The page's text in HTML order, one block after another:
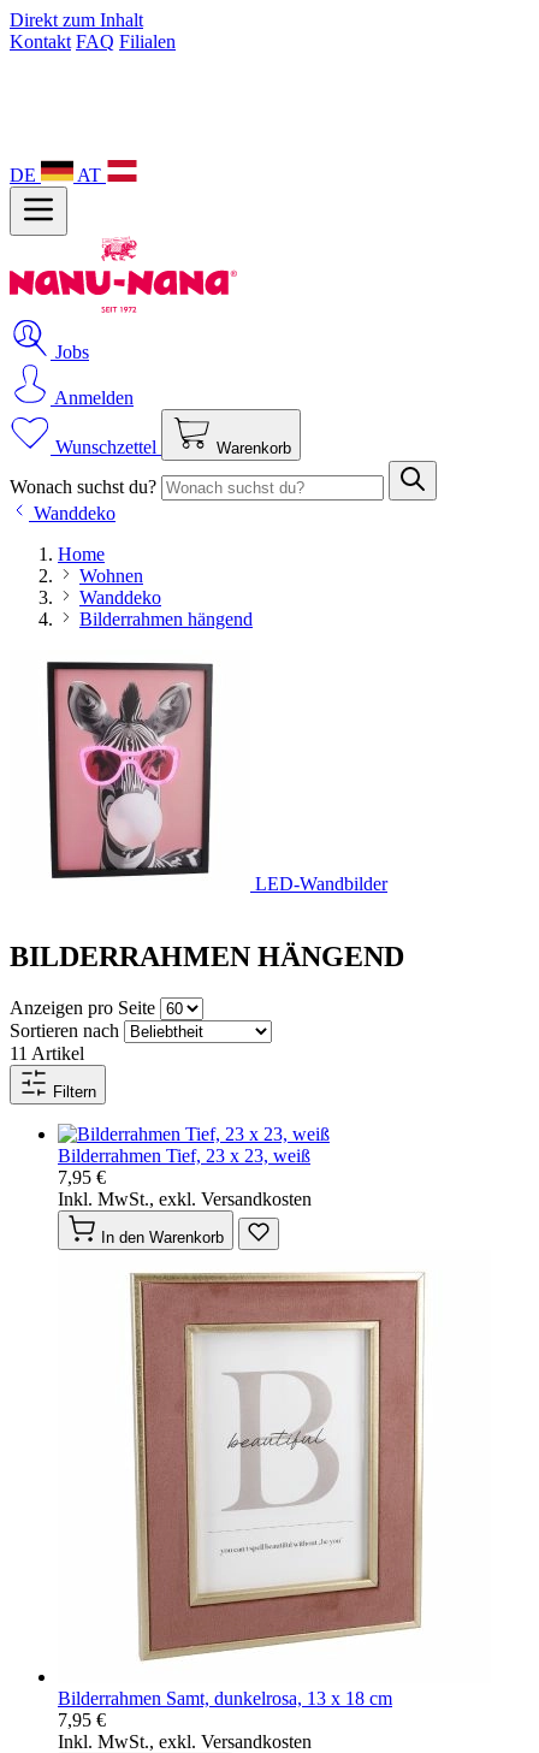
Direkt zum Inhalt
Kontakt FAQ Filialen
DE AT
Jobs
Anmelden
Wunschzettel Warenkorb
Wonach suchst du?
Wanddeko
Home
Wohnen
Wanddeko
Bilderrahmen hängend
LED-Wandbilder
BILDERRAHMEN HÄNGEND
Anzeigen pro Seite
Sortieren nach
11 Artikel
Filtern
Bilderrahmen Tief, 23 x 23, weiß
7,95 €
Inkl. MwSt., exkl. Versandkosten
In den Warenkorb
Bilderrahmen Samt, dunkelrosa, 13 x 18 cm
7,95 €
Inkl. MwSt., exkl. Versandkosten